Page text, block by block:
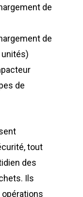
de
de
unités)
de
tout
des
Ils
Nos équipes
Nos partenaires
courts
Options
Installations
Bennes TANKER
Bennes SUPER
Bennes ROK
Bennes Séries
Bennes de Collecte
Conteneurs
Matériels de
Barrières de
Broyeur de
Conteneurs
Système de
Matériels d’occasion
FR
EN
FR
ES
Solutions
S.A.S.
Rue des Peupliers / BP
BOIS LE ROI
01 60 69 68 66
sas.fr